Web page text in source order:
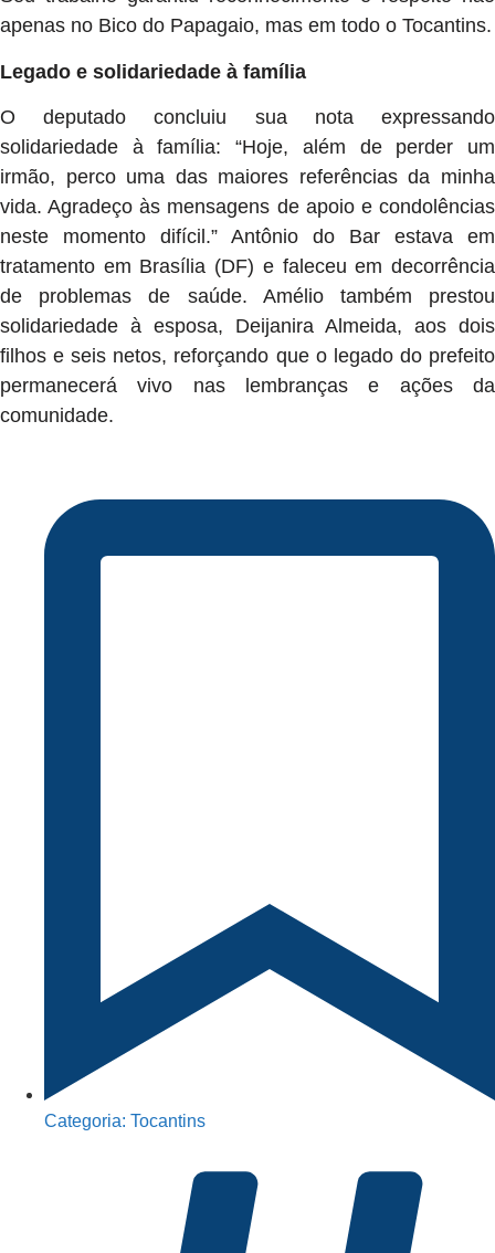
apenas no Bico do Papagaio, mas em todo o Tocantins.
Legado e solidariedade à família
O deputado concluiu sua nota expressando
solidariedade à família: “Hoje, além de perder um
irmão, perco uma das maiores referências da minha
vida. Agradeço às mensagens de apoio e condolências
neste momento difícil.” Antônio do Bar estava em
tratamento em Brasília (DF) e faleceu em decorrência
de problemas de saúde. Amélio também prestou
solidariedade à esposa, Deijanira Almeida, aos dois
filhos e seis netos, reforçando que o legado do prefeito
permanecerá vivo nas lembranças e ações da
comunidade.
Categoria: Tocantins